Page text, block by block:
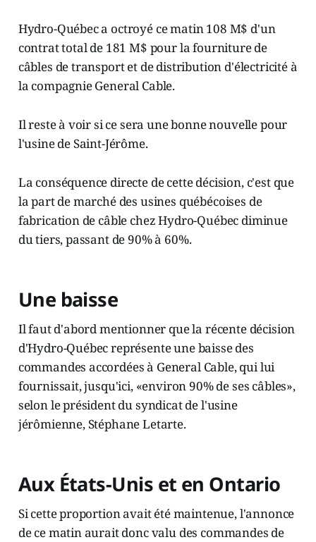
Hydro-Québec a octroyé ce matin 108 M$ d'un
contrat total de 181 M$ pour la fourniture de
câbles de transport et de distribution d'électricité à
la compagnie General Cable.
Il reste à voir si ce sera une bonne nouvelle pour
l'usine de Saint-Jérôme.
La conséquence directe de cette décision, c'est que
la part de marché des usines québécoises de
fabrication de câble chez Hydro-Québec diminue
du tiers, passant de 90% à 60%.
Une baisse
Il faut d'abord mentionner que la récente décision
d'Hydro-Québec représente une baisse des
commandes accordées à General Cable, qui lui
fournissait, jusqu'ici, «environ 90% de ses câbles»,
selon le président du syndicat de l'usine
jérômienne, Stéphane Letarte.
Aux États-Unis et en Ontario
Si cette proportion avait été maintenue, l'annonce
de ce matin aurait donc valu des commandes de